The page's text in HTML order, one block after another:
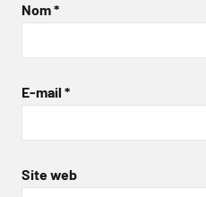
Nom*
E-mail *
Site web